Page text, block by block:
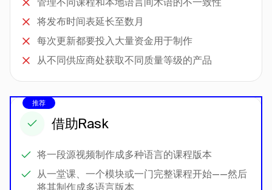
将发布时间表延长至数月
每次更新都要投入大量资金用于制作
从不同供应商处获取不同质量等级的产品
借助Rask
将一段源视频制作成多种语言的课程版本
从一堂课、一个模块或一门完整课程开始——然后
将其制作成多语言版本
推荐